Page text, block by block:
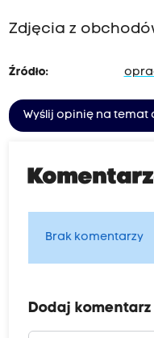
Zdjęcia z
Źródło:
Wyślij opinię na temat
Brak komentarzy
Dodaj komentarz